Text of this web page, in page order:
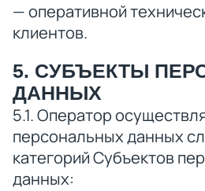
— оперативной
клиентов.
5. СУБЪЕКТЫ
ДАННЫХ
5.1. Оператор
персональных данных
категорий Субъектов
данных: